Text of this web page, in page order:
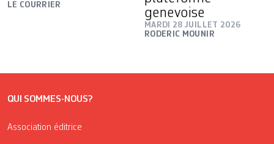
LE COURRIER
genevoise
MARDI 28 JUILLET 2026
RODERIC MOUNIR
QUI SOMMES-NOUS?
Association éditrice